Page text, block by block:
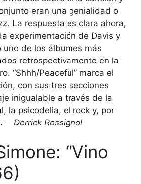
eran una genialidad o
La respuesta es clara ahora,
experimentación de Davis y
uno de los álbumes más
retrospectivamente en la
“Shhh/Peaceful” marca el
con sus tres secciones
inigualable a través de la
la psicodelia, el rock y, por
—Derrick Rossignol
“Vino